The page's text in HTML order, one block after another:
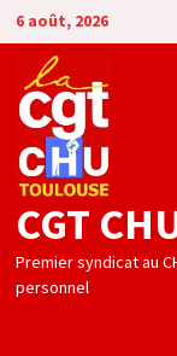
Passer
au
contenu
6 août, 2026
CGT
Premier syndicat au
personnel